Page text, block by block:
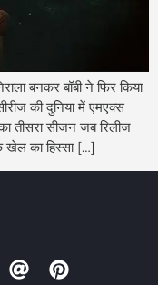
बनकर बॉबी ने फिर किया
की दुनिया में एमएक्स
तीसरा सीजन जब रिलीज
खेल का हिस्सा […]